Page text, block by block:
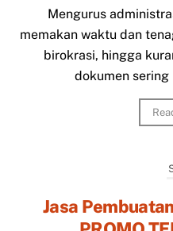
Mengurus
memakan waktu dan
birokrasi, hingga
dokumen
Jasa